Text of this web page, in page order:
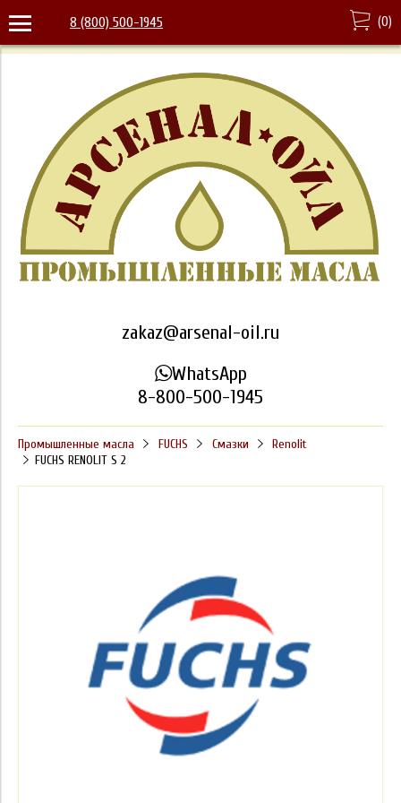
8 (800) 500-1945 (0)
zakaz@arsenal-oil.ru
WhatsApp
8-800-500-1945
Промышленные масла FUCHS Смазки
Renolit
FUCHS RENOLIT S 2